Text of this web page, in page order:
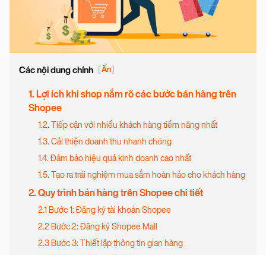
Các nội dung chính [Ẩn]
1. Lợi ích khi shop nắm rõ các bước bán hàng trên
Shopee
1.2. Tiếp cận với nhiều khách hàng tiềm năng nhất
1.3. Cải thiện doanh thu nhanh chóng
1.4. Đảm bảo hiệu quả kinh doanh cao nhất
1.5. Tạo ra trải nghiệm mua sắm hoàn hảo cho khách hàng
2. Quy trình bán hàng trên Shopee chi tiết
2.1 Bước 1: Đăng ký tài khoản Shopee
2.2 Bước 2: Đăng ký Shopee Mall
2.3 Bước 3: Thiết lập thông tin gian hàng